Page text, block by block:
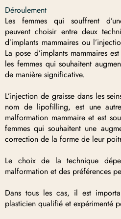
Déroulement
Les femmes qui souffrent
peuvent choisir entre deux
d’implants mammaires ou
La pose d’implants mammaires
les femmes qui souhaitent
de manière significative.
L’injection de graisse dans les
nom de lipofilling, est une
malformation mammaire et est
femmes qui souhaitent une
correction de la forme de leur
Le choix de la technique
malformation et des préférences
Dans tous les cas, il est
plasticien qualifié et expérimenté